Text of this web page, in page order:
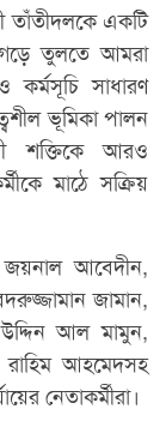
তাঁতীদলকে একটি
গড়ে তুলতে আমরা
সাধারণ
ভূমিকা পালন
শক্তিকে আরও
মাঠে সক্রিয়
আবেদীন,
জামান,
আল মামুন,
আহমেদসহ
নেতাকর্মীরা।